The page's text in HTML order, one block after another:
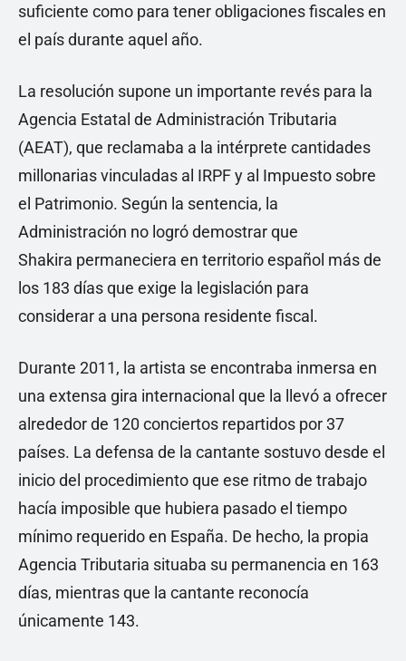
suficiente como para tener obligaciones fiscales en
el país durante aquel año.
La resolución supone un importante revés para la
Agencia Estatal de Administración Tributaria
(AEAT), que reclamaba a la intérprete cantidades
millonarias vinculadas al IRPF y al Impuesto sobre
el Patrimonio. Según la sentencia, la
Administración no logró demostrar que
Shakira permaneciera en territorio español más de
los 183 días que exige la legislación para
considerar a una persona residente fiscal.
Durante 2011, la artista se encontraba inmersa en
una extensa gira internacional que la llevó a ofrecer
alrededor de 120 conciertos repartidos por 37
países. La defensa de la cantante sostuvo desde el
inicio del procedimiento que ese ritmo de trabajo
hacía imposible que hubiera pasado el tiempo
mínimo requerido en España. De hecho, la propia
Agencia Tributaria situaba su permanencia en 163
días, mientras que la cantante reconocía
únicamente 143.